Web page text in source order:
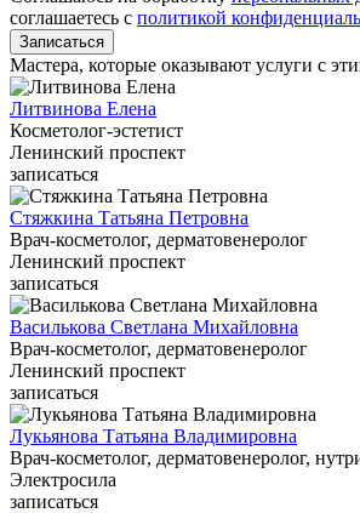
соглашаетесь c политикой
Записаться
Мастера, которые оказывают услуги с
Литвинова Елена
Косметолог-эстетист
Ленинский проспект
записаться
Стяжкина Татьяна Петровна
Врач-косметолог, дерматовенеролог
Ленинский проспект
записаться
Василькова Светлана Михайловна
Врач-косметолог, дерматовенеролог
Ленинский проспект
записаться
Лукьянова Татьяна Владимировна
Врач-косметолог, дерматовенеролог,
Электросила
записаться